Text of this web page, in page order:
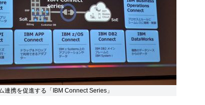
連携を促進する「IBM Connect Series」